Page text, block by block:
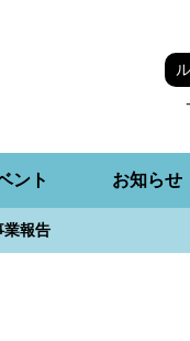
ント お知らせ
業報告